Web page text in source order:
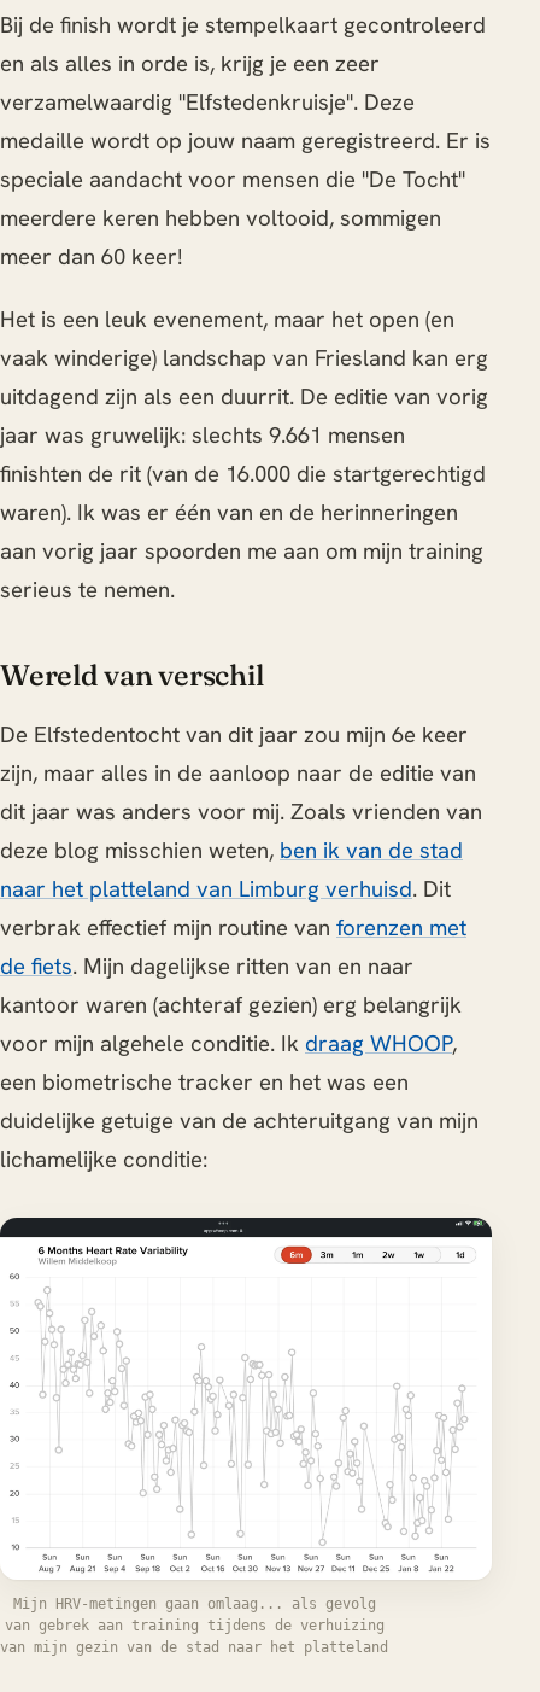
Bij de finish wordt je stempelkaart gecontroleerd
en als alles in orde is, krijg je een zeer
verzamelwaardig "Elfstedenkruisje". Deze
medaille wordt op jouw naam geregistreerd. Er is
speciale aandacht voor mensen die "De Tocht"
meerdere keren hebben voltooid, sommigen
meer dan 60 keer!
Het is een leuk evenement, maar het open (en
vaak winderige) landschap van Friesland kan erg
uitdagend zijn als een duurrit. De editie van vorig
jaar was gruwelijk: slechts 9.661 mensen
finishten de rit (van de 16.000 die startgerechtigd
waren). Ik was er één van en de herinneringen
aan vorig jaar spoorden me aan om mijn training
serieus te nemen.
Wereld van verschil
De Elfstedentocht van dit jaar zou mijn 6e keer
zijn, maar alles in de aanloop naar de editie van
dit jaar was anders voor mij. Zoals vrienden van
deze blog misschien weten, ben ik van de stad
naar het platteland van Limburg verhuisd. Dit
verbrak effectief mijn routine van forenzen met
de fiets. Mijn dagelijkse ritten van en naar
kantoor waren (achteraf gezien) erg belangrijk
voor mijn algehele conditie. Ik draag WHOOP,
een biometrische tracker en het was een
duidelijke getuige van de achteruitgang van mijn
lichamelijke conditie:
Mijn HRV-metingen gaan omlaag... als gevolg
van gebrek aan training tijdens de verhuizing
van mijn gezin van de stad naar het platteland